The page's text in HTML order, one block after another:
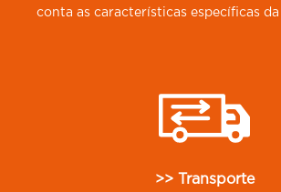
conta as características específicas da
>> Transporte